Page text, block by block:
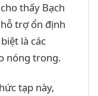
thấy Bạch
trợ ổn định
là các
nóng trong.
tạp này,